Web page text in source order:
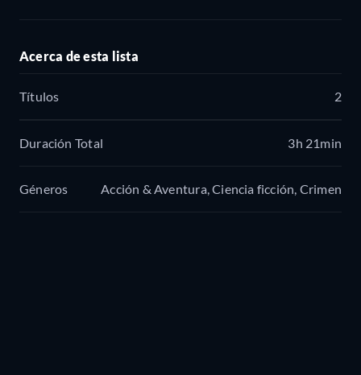
Acerca de esta lista
Títulos 2
Duración Total 3h 21min
Géneros Acción & Aventura, Ciencia ficción, Crimen